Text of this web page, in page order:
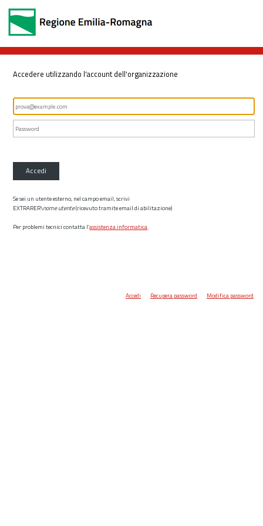
Accedere utilizzando l'account dell'organizzazione
Accedi
Se sei un utente esterno, nel campo email, scrivi
EXTRARER\nome utente(ricevuto tramite email di abilitazione)
Per problemi tecnici contatta l’assistenza informatica.
Accedi Recupera password Modifica password